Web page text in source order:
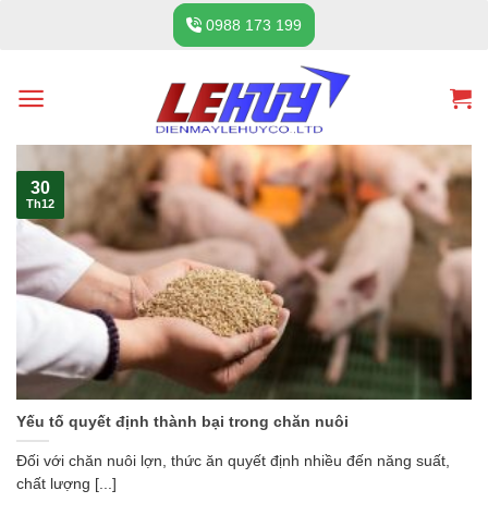
0988 173 199
Yếu tố quyết định thành bại trong chăn nuôi
Đối với chăn nuôi lợn, thức ăn quyết định nhiều đến năng suất,
chất lượng [...]
30
Th12